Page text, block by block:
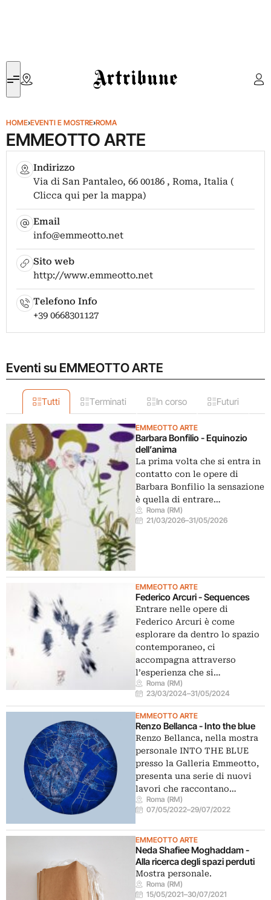
Artribune
HOME›EVENTI E MOSTRE›ROMA
EMMEOTTO ARTE
Indirizzo
Via di San Pantaleo, 66 00186 , Roma, Italia (
Clicca qui per la mappa)
Email
info@emmeotto.net
Sito web
http://www.emmeotto.net
Telefono Info
+39 0668301127
Eventi su EMMEOTTO ARTE
Tutti Terminati In corso Futuri
EMMEOTTO ARTE
Barbara Bonfilio - Equinozio
dell’anima
La prima volta che si entra in
contatto con le opere di
Barbara Bonfilio la sensazione
è quella di entrare…
Roma (RM)
21/03/2026–31/05/2026
EMMEOTTO ARTE
Federico Arcuri - Sequences
Entrare nelle opere di
Federico Arcuri è come
esplorare da dentro lo spazio
contemporaneo, ci
accompagna attraverso
l’esperienza che si…
Roma (RM)
23/03/2024–31/05/2024
EMMEOTTO ARTE
Renzo Bellanca - Into the blue
Renzo Bellanca, nella mostra
personale INTO THE BLUE
presso la Galleria Emmeotto,
presenta una serie di nuovi
lavori che raccontano…
Roma (RM)
07/05/2022–29/07/2022
EMMEOTTO ARTE
Neda Shafiee Moghaddam -
Alla ricerca degli spazi perduti
Mostra personale.
Roma (RM)
15/05/2021–30/07/2021